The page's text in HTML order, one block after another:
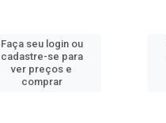
Faça seu login ou
cadastre-se para
ver preços e
comprar